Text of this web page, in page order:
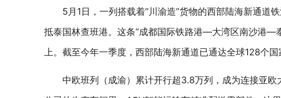
5月1日，一列搭载着“川渝造”货物的西部陆海新通道
抵泰国林查班港。这条“成都国际铁路港—大湾区南沙港—
上。截至今年一季度，西部陆海新通道已通达全球128个
中欧班列（成渝）累计开行超3.8万列，成为连接亚